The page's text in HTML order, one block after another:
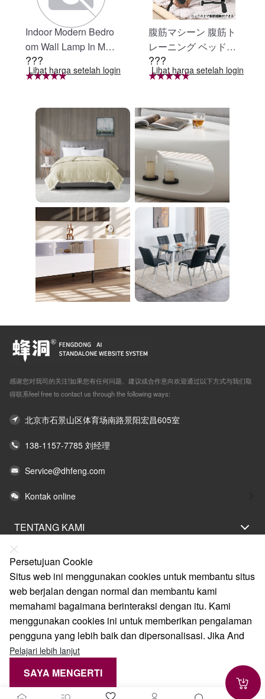
Indoor Modern Bedro
om Wall Lamp In Matt
e Black, Iron Clear Gl
ass Shade,4-Lights E
nity Light
???
Lihat harga setelah login
腹筋マシーン 腹筋ト
レーニング ベッド固
定 足固定 腹筋器具
腹筋マシン 足を押さ
レーニング器具 エク
ササイズ ダイエット
旅行 自宅 WBGHS-0
1-R
???
Lihat harga setelah login
感谢您对我司的关注!如果您有任何问题、建议或合作意向欢迎通过以下方式与我们取
得联系feel free to contact us through the following ways:
北京市石景山区体育场南路景阳宏昌605室
138-1157-7785 刘经理
Service@dhfeng.com
Kontak online
TENTANG KAMI
PERNYATAAN HUKUM
BANTUAN
LAYANAN
TAUTAN
Persetujuan Cookie
Situs web ini menggunakan cookies untuk membantu situs
web berjalan dengan normal dan membantu kami
memahami bagaimana berinteraksi dengan itu. Kami
menggunakan cookies ini untuk memberikan pengalaman
pengguna yang lebih baik dan dipersonalisasi. Jika And
Pelajari lebih lanjut
SAYA MENGERTI